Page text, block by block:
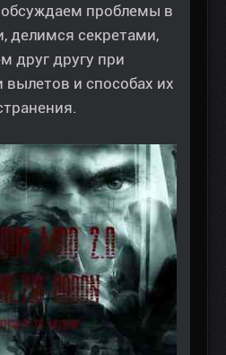
проблемы в
делимся секретами,
друг другу при
вылетов и способах их